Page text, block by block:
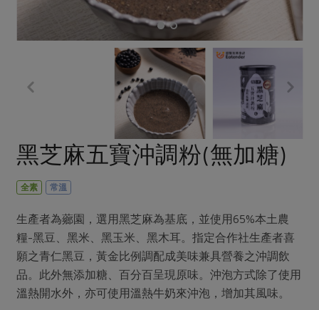
烘焙
休閒零嘴 沖泡飲品
個人清潔
家庭清潔 織品
日用品
最新產品
優惠專區
主題食譜
養身食補
節慶大餐
高麗菜海鮮煎餅
主婦聯盟X樂齡網特約優惠案
2024農業發展計畫年度報告
更多議題活動
把最好的台灣味帶回家！
支持本土農糧
廢核運動 能源議題
減塑減廢
公益金 食農教育
生活者e週報
綠主張月刊
典藏閱覽室
社員權益
選舉專區
最新消息
媒體報導
下載專區
黑芝麻五寶沖調粉(無加糖)
全素 常溫
生產者為薌園，選用黑芝麻為基底，並使用65%本土農
糧-黑豆、黑米、黑玉米、黑木耳。指定合作社生產者喜
願之青仁黑豆，黃金比例調配成美味兼具營養之沖調飲
品。此外無添加糖、百分百呈現原味。沖泡方式除了使用
溫熱開水外，亦可使用溫熱牛奶來沖泡，增加其風味。